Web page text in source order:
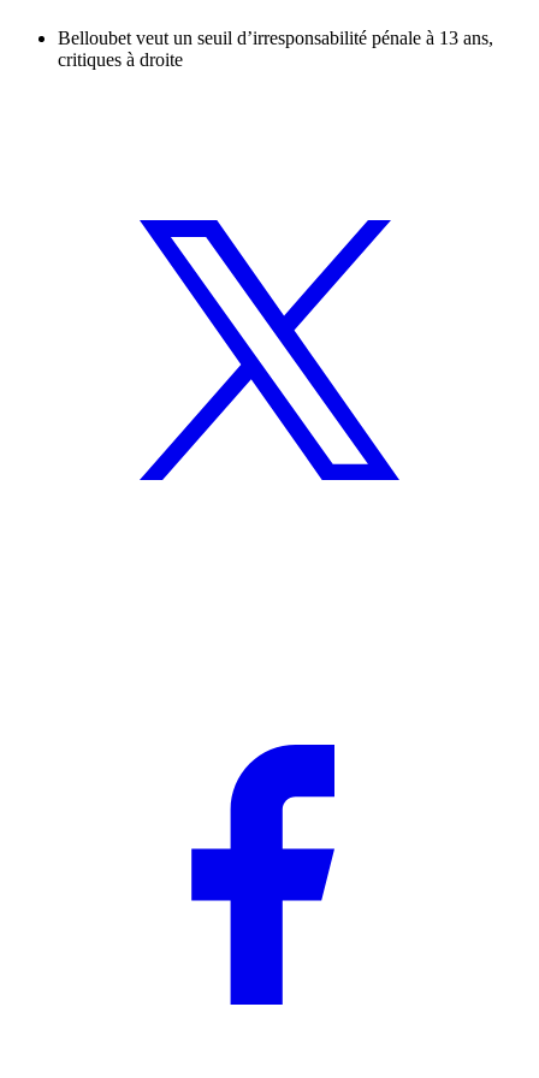
Belloubet veut un seuil d’irresponsabilité pénale à 13 ans,
critiques à droite